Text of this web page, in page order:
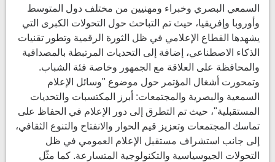
السمعي البصري وخبراء ومهنيين من مختلف دول المتوسط
وأوروبا وإفريقيا، حيث تم التباحث حول التحولات الكبرى التي
يشهدها القطاع الإعلامي في ظل الثورة الرقمية وتطور تقنيات
الذكاء الاصطناعي، إضافة إلى التحديات المرتبطة بالمصداقية
والمحافظة على العلاقة مع الجمهور وخاصة فئة الشباب.
وتمحورت أشغال المؤتمر حول موضوع "وسائل الإعلام
السمعية والبصرية والمجتمعات: أبرز المكتسبات والتحديات
المستقبلية"، حيث تم التطرق إلى دور الإعلام في الحفاظ على
تماسك المجتمعات وتعزيز قيم الحوار والانفتاح والتنوع الثقافي،
إلى جانب استشراف مستقبل الإعلام العمومي في ظل
التحولات الجيوسياسية والتكنولوجية المتسارعة. كما مثّل